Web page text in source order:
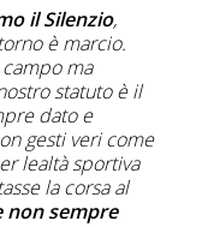
il Silenzio,
è marcio.
ma
statuto è il
dato e
gesti veri come
lealtà sportiva
la corsa al
non sempre